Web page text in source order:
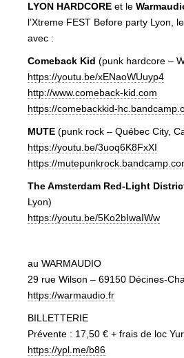
LYON HARDCORE et le
l’Xtreme FEST Before party Lyon,
avec :
Comeback Kid (punk hardcore –
https://youtu.be/xENaoWUuyp4
http://www.comeback-kid.com
https://comebackkid-
MUTE (punk rock – Québec City,
https://youtu.be/3uoq6K8FxXI
https://
The Amsterdam Red-Light
Lyon)
https://youtu.be/5Ko2bIwaIWw
au WARMAUDIO
29 rue Wilson – 69150 Décines-
https://warmaudio.fr
BILLETTERIE
Prévente : 17,50 € + frais de loc
https://ypl.me/b86